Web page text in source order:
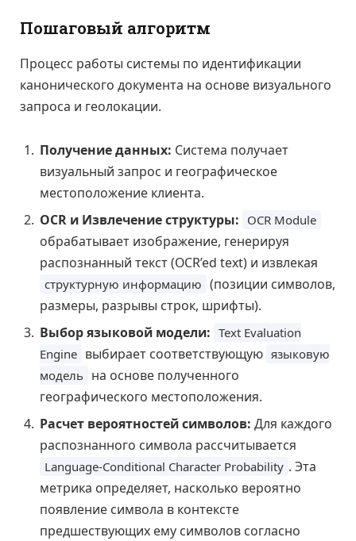
Пошаговый алгоритм
Процесс работы системы по идентификации
канонического документа на основе визуального
запроса и геолокации.
Получение данных: Система получает
визуальный запрос и географическое
местоположение клиента.
OCR и Извлечение структуры: OCR Module
обрабатывает изображение, генерируя
распознанный текст (OCR’ed text) и извлекая
структурную информацию (позиции символов,
размеры, разрывы строк, шрифты).
Выбор языковой модели: Text Evaluation
Engine выбирает соответствующую языковую
модель на основе полученного
географического местоположения.
Расчет вероятностей символов: Для каждого
распознанного символа рассчитывается
Language-Conditional Character Probability . Эта
метрика определяет, насколько вероятно
появление символа в контексте
предшествующих ему символов согласно